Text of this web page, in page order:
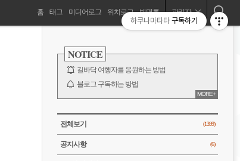
홈 태그 미디어로그 위치로그 방명록 관리자
NOTICE
길바닥 여행자를 응원하는 방법
블로그 구독하는 방법
바람처럼은 누구?
전체 보기
MORE+
CATEGORY
전체보기 (1399)
공지사항 (6)
하쿠나마타타 구독하기